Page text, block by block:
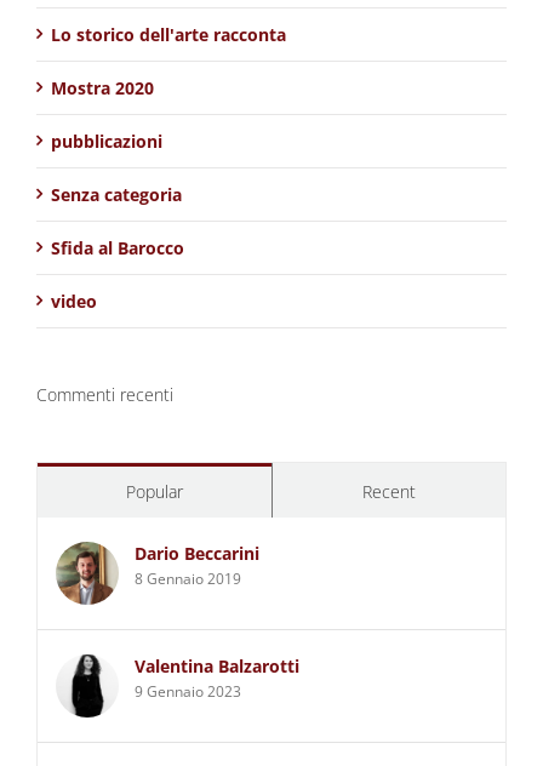
Lo storico dell'arte racconta
Mostra 2020
pubblicazioni
Senza categoria
Sfida al Barocco
video
Commenti recenti
Popular Recent
Dario Beccarini
8 Gennaio 2019
Valentina Balzarotti
9 Gennaio 2023